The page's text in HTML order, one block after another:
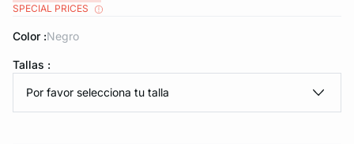
DE PANTIES
SPECIAL PRICES
Color : negro
Tallas :
Por favor selecciona tu talla